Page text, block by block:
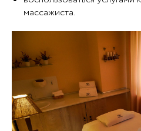
массажиста.